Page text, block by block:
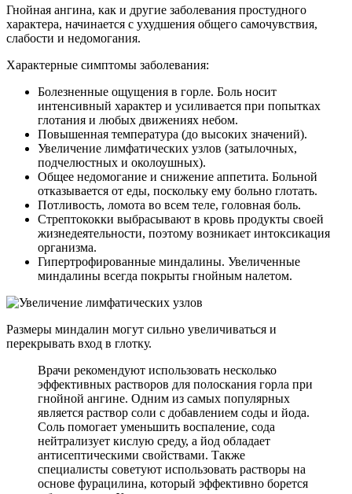
Гнойная ангина, как и другие заболевания простудного
характера, начинается с ухудшения общего самочувствия,
слабости и недомогания.
Характерные симптомы заболевания:
Болезненные ощущения в горле. Боль носит
интенсивный характер и усиливается при попытках
глотания и любых движениях небом.
Повышенная температура (до высоких значений).
Увеличение лимфатических узлов (затылочных,
подчелюстных и околоушных).
Общее недомогание и снижение аппетита. Больной
отказывается от еды, поскольку ему больно глотать.
Потливость, ломота во всем теле, головная боль.
Стрептококки выбрасывают в кровь продукты своей
жизнедеятельности, поэтому возникает интоксикация
организма.
Гипертрофированные миндалины. Увеличенные
миндалины всегда покрыты гнойным налетом.
Размеры миндалин могут сильно увеличиваться и
перекрывать вход в глотку.
Врачи рекомендуют использовать несколько
эффективных растворов для полоскания горла при
гнойной ангине. Одним из самых популярных
является раствор соли с добавлением соды и йода.
Соль помогает уменьшить воспаление, сода
нейтрализует кислую среду, а йод обладает
антисептическими свойствами. Также
специалисты советуют использовать растворы на
основе фурацилина, который эффективно борется